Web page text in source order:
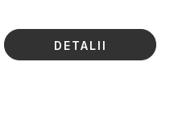
DETALII